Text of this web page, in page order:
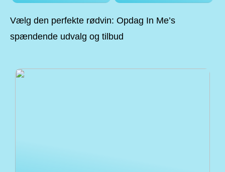
Vælg den perfekte rødvin: Opdag In Me’s
spændende udvalg og tilbud